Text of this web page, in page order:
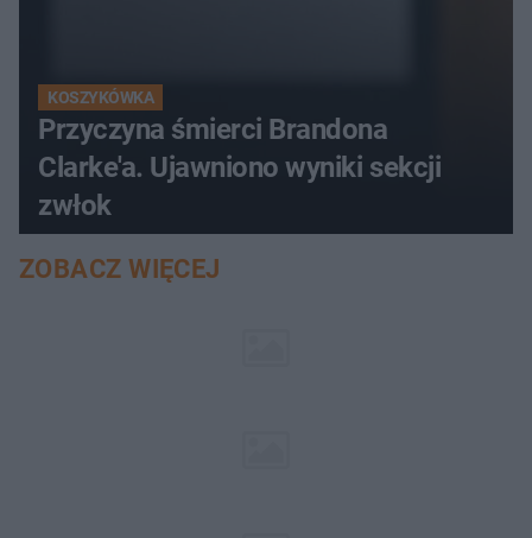
KOSZYKÓWKA
Przyczyna śmierci Brandona
Clarke'a. Ujawniono wyniki sekcji
zwłok
ZOBACZ WIĘCEJ